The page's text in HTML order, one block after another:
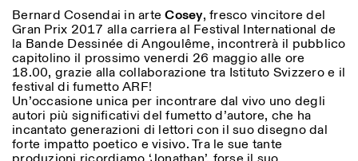
Organisation
Library
Jobs
Other Activities
NEWSLETTER
Signup to our newsletter to receive updates about our
events
near the metro A stop
Barberini
FRONT DESK HOURS:
MON-FRI
09:00AM–01:30PM,
02:30PM–06:00PM
EXHIBITION HOURS:
Atlas Studios
Wednesday/Friday: 14:30-
18:30
Thursday: 14:30-20:00
Category
Reset
All Categories
Anthropology
Archaeology
Architecture
Art
Astrophysics
Book launch
More Options...
Bernard Cosendai in arteCosey, fresco vincitore del
Gran Prix 2017 alla carriera al Festival International de
la Bande Dessinée di Angoulême, incontrerà il pubblico
capitolino il prossimo venerdi 26 maggio alle ore
18.00, grazie alla collaborazione tra Istituto Svizzero e il
festival di fumetto ARF!
Un’occasione unica per incontrare dal vivo uno degli
autori più significativi del fumetto d’autore, che ha
incantato generazioni di lettori con il suo disegno dal
forte impatto poetico e visivo. Tra le sue tante